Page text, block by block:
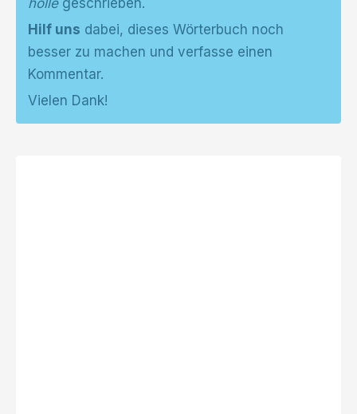
hollegeschrieben.
Hilf uns dabei, dieses Wörterbuch noch
besser zu machen und verfasse einen
Kommentar.
Vielen Dank!